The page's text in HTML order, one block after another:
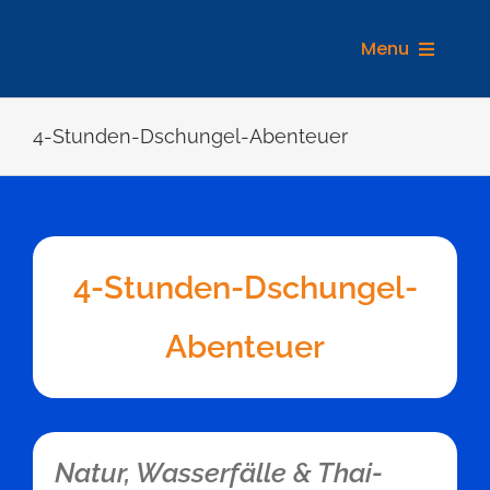
Menu
4-Stunden-Dschungel-Abenteuer
4-Stunden-Dschungel-
Abenteuer
Natur, Wasserfälle & Thai-